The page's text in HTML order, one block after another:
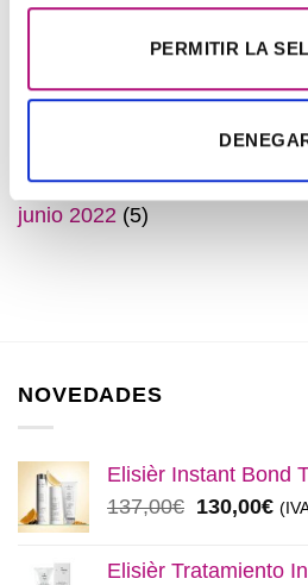
PERMITIR LA
diciembre 2022
junio 2022 (5)
NOVEDADES
Elisièr Instant Bond
137,00€ El
original
130,00€El
Elisièr Tratamiento